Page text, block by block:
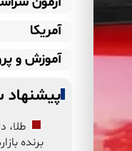
آمریکا
آموزش و
پیشنهاد
طلا،
برنده